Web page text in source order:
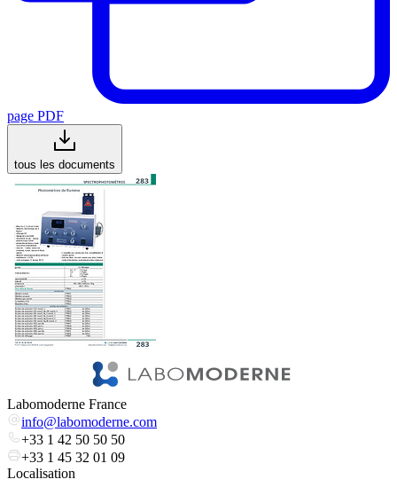
page PDF
tous les documents
Labomoderne France
info@labomoderne.com
+33 1 42 50 50 50
+33 1 45 32 01 09
Localisation